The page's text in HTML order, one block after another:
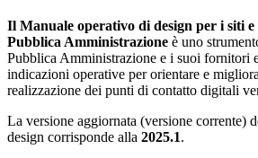
Il Manuale operativo di design per i siti
Pubblica Amministrazione è uno
Pubblica Amministrazione e i suoi fornitori
indicazioni operative per orientare e
realizzazione dei punti di contatto digitali
La versione aggiornata (versione corrente)
design corrisponde alla 2025.1.